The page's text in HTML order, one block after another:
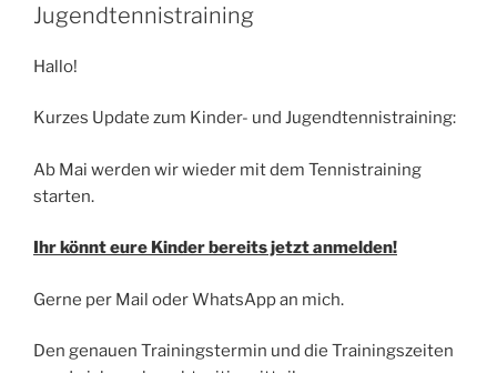
Jugendtennistraining
Hallo!
Kurzes Update zum Kinder- und Jugendtennistraining:
Ab Mai werden wir wieder mit dem Tennistraining
starten.
Ihr könnt eure Kinder bereits jetzt anmelden!
Gerne per Mail oder WhatsApp an mich.
Den genauen Trainingstermin und die Trainingszeiten